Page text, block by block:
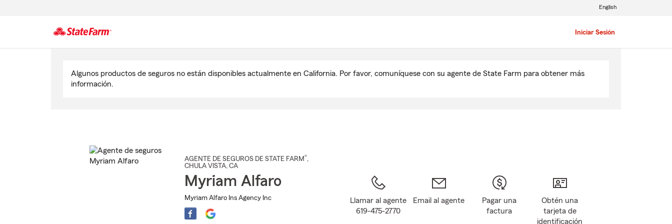
Iniciar Sesión
English
Algunos productos de seguros no están disponibles actualmente en California. Por favor, comuníquese con su agente de State Farm para obtener más
información.
AGENTE DE SEGUROS DE STATE FARM®,
CHULA VISTA, CA
Myriam Alfaro
Myriam Alfaro Ins Agency Inc
Llamar al agente
619-475-2770
Email al agente
Pagar una
factura
Obtén una
tarjeta de
identificación